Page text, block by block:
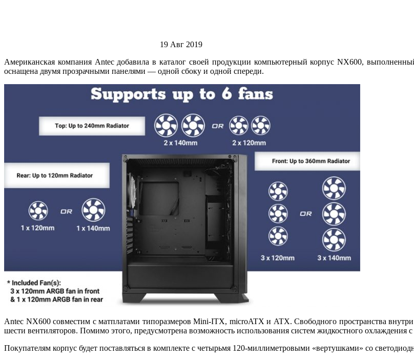
19 Авг 2019
Американская компания Antec добавила в каталог своей продукции компьютерный корпус NX600,
оснащена двумя прозрачными панелями — одной сбоку и одной спереди.
Antec NX600 совместим с матплатами типоразмеров Mini-ITX, microATX и ATX. Свободного пространства
шести вентиляторов. Помимо этого, предусмотрена возможность использования систем жидкостного охлаждения
Покупателям корпус будет поставляться в комплекте с четырьмя 120-миллиметровыми «вертушками» со